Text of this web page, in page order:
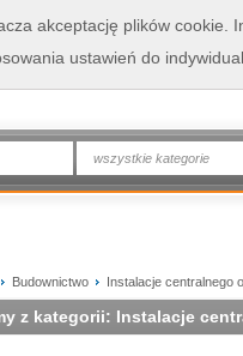
wszystkie kategorie
Budownictwo Instalacje centralnego
z kategorii: Instalacje
akceptację plików cookie.
ustawień do